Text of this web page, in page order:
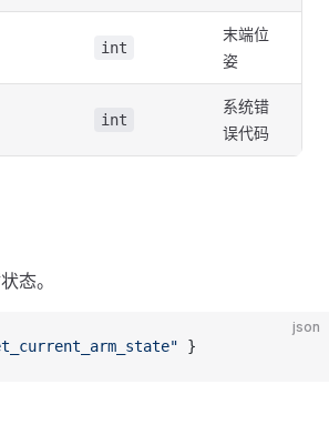
int
末端位
姿
int
系统错
误代码
态。
json
}